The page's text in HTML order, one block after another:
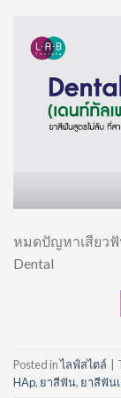
หมดปัญหาเสียว
Dental
Posted inไลฟ์สไตล์
HAp, ยาสีฟัน, ยาสีฟัน